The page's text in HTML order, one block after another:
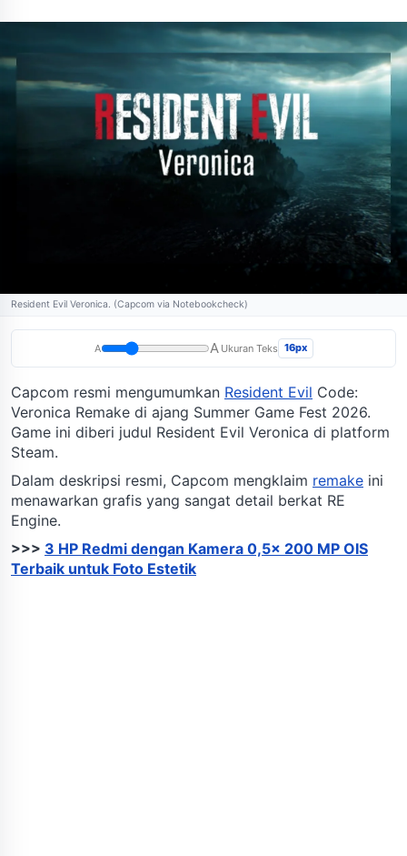
Resident Evil Veronica. (Capcom via Notebookcheck)
A A Ukuran Teks 16px
Capcom resmi mengumumkan Resident Evil Code:
Veronica Remake di ajang Summer Game Fest 2026.
Game ini diberi judul Resident Evil Veronica di platform
Steam.
Dalam deskripsi resmi, Capcom mengklaim remake ini
menawarkan grafis yang sangat detail berkat RE
Engine.
>>> 3 HP Redmi dengan Kamera 0,5x 200 MP OIS
Terbaik untuk Foto Estetik